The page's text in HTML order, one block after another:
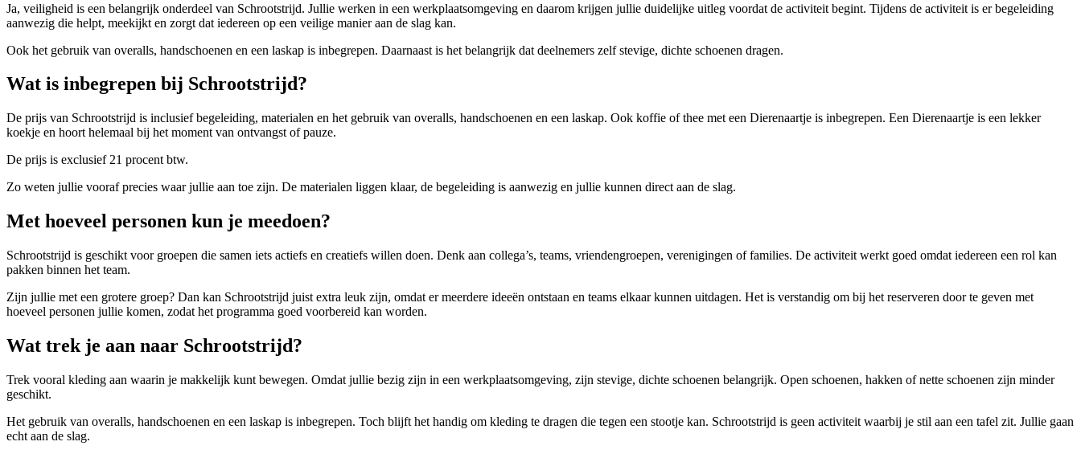
Ja, veiligheid is een belangrijk onderdeel van Schrootstrijd. Jullie werken in een werkplaatsomgeving en daarom krijgen jullie duidelijke uitleg voordat de activiteit begint. Tijdens de activiteit is er begeleiding
aanwezig die helpt, meekijkt en zorgt dat iedereen op een veilige manier aan de slag kan.
Ook het gebruik van overalls, handschoenen en een laskap is inbegrepen. Daarnaast is het belangrijk dat deelnemers zelf stevige, dichte schoenen dragen.
Wat is inbegrepen bij Schrootstrijd?
De prijs van Schrootstrijd is inclusief begeleiding, materialen en het gebruik van overalls, handschoenen en een laskap. Ook koffie of thee met een Dierenaartje is inbegrepen. Een Dierenaartje is een lekker
koekje en hoort helemaal bij het moment van ontvangst of pauze.
De prijs is exclusief 21 procent btw.
Zo weten jullie vooraf precies waar jullie aan toe zijn. De materialen liggen klaar, de begeleiding is aanwezig en jullie kunnen direct aan de slag.
Met hoeveel personen kun je meedoen?
Schrootstrijd is geschikt voor groepen die samen iets actiefs en creatiefs willen doen. Denk aan collega’s, teams, vriendengroepen, verenigingen of families. De activiteit werkt goed omdat iedereen een rol kan
pakken binnen het team.
Zijn jullie met een grotere groep? Dan kan Schrootstrijd juist extra leuk zijn, omdat er meerdere ideeën ontstaan en teams elkaar kunnen uitdagen. Het is verstandig om bij het reserveren door te geven met
hoeveel personen jullie komen, zodat het programma goed voorbereid kan worden.
Wat trek je aan naar Schrootstrijd?
Trek vooral kleding aan waarin je makkelijk kunt bewegen. Omdat jullie bezig zijn in een werkplaatsomgeving, zijn stevige, dichte schoenen belangrijk. Open schoenen, hakken of nette schoenen zijn minder
geschikt.
Het gebruik van overalls, handschoenen en een laskap is inbegrepen. Toch blijft het handig om kleding te dragen die tegen een stootje kan. Schrootstrijd is geen activiteit waarbij je stil aan een tafel zit. Jullie gaan
echt aan de slag.